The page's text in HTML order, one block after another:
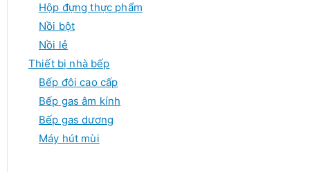
Hộp đựng thực phẩm
Nồi bột
Nồi lẻ
Thiết bị nhà bếp
Bếp đôi cao cấp
Bếp gas âm kính
Bếp gas dương
Máy hút mùi